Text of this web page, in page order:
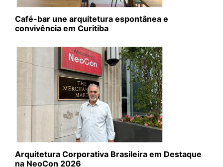
Café-bar une arquitetura espontânea e
convivência em Curitiba
Arquitetura Corporativa Brasileira em Destaque
na NeoCon 2026